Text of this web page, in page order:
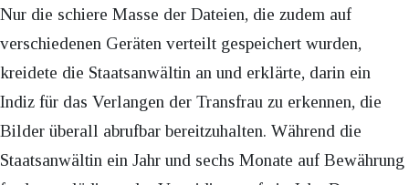
Nur die schiere Masse der Dateien, die zudem auf
verschiedenen Geräten verteilt gespeichert wurden,
kreidete die Staatsanwältin an und erklärte, darin ein
Indiz für das Verlangen der Transfrau zu erkennen, die
Bilder überall abrufbar bereitzuhalten. Während die
Staatsanwältin ein Jahr und sechs Monate auf Bewährung